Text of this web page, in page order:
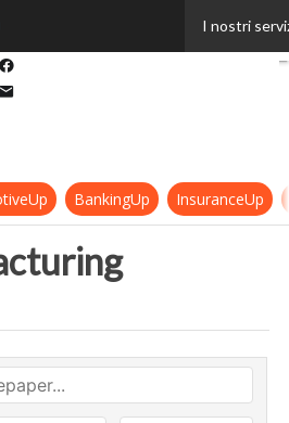
I nostri
BankingUp InsuranceUp